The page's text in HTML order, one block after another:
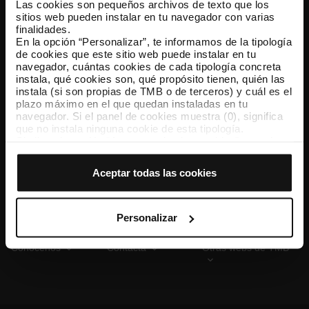
Las cookies son pequeños archivos de texto que los
sitios web pueden instalar en tu navegador con varias
finalidades.
En la opción “Personalizar”, te informamos de la tipología
de cookies que este sitio web puede instalar en tu
navegador, cuántas cookies de cada tipología concreta
instala, qué cookies son, qué propósito tienen, quién las
instala (si son propias de TMB o de terceros) y cuál es el
plazo máximo en el que quedan instaladas en tu
navegador. Si el panel de cookies muestra (0), significa
que no instala ninguna cookie de esta tipología.
que todas estas cookies se instalen en tu navegador.
tipología de cookies permite indicar si quieres que se
instalen o no las cookies de esa clase.
Una vez que hayas marcado tus preferencias, debes
hacer clic en “Seleccionar y configurar”. Así se instalarán
previamente. Te sugerimos que selecciones las cookies
de personalización, porque permiten recordar tus
opciones de navegación (como el idioma) y mejoran tu
Aceptar todas las cookies
Personalizar
TMB App
Descárgate TMB App y compra tus billetes
App Store Google Play
Conócenos Contacta Otras webs de TMB